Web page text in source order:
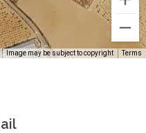
Image may be subject to copyright Terms